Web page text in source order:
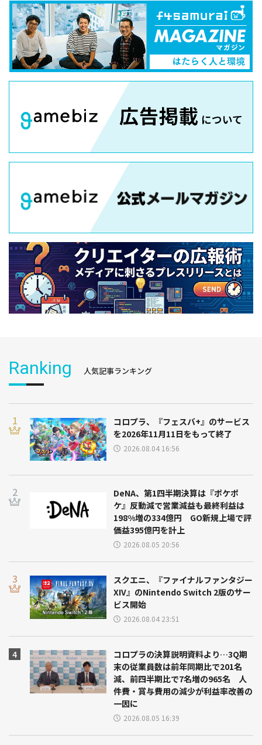
Ranking 人気記事ランキング
コロプラ、『フェスバ+』のサービス
を2026年11月11日をもって終了
2026.08.04 16:56
DeNA、第1四半期決算は『ポケポ
ケ』反動減で営業減益も最終利益は
198%増の334億円 GO新規上場で評
価益395億円を計上
2026.08.05 20:56
スクエニ、『ファイナルファンタジー
XIV』のNintendo Switch 2版のサー
ビス開始
2026.08.04 23:51
コロプラの決算説明資料より…3Q期
末の従業員数は前年同期比で201名
減、前四半期比で7名増の965名 人
件費・賞与費用の減少が利益率改善の
一因に
2026.08.05 16:39